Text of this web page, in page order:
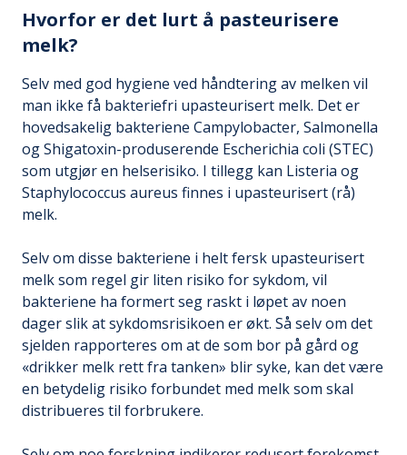
Hvorfor er det lurt å pasteurisere
melk?
Selv med god hygiene ved håndtering av melken vil
man ikke få bakteriefri upasteurisert melk. Det er
hovedsakelig bakteriene Campylobacter, Salmonella
og Shigatoxin-produserende Escherichia coli (STEC)
som utgjør en helserisiko. I tillegg kan Listeria og
Staphylococcus aureus finnes i upasteurisert (rå)
melk.
Selv om disse bakteriene i helt fersk upasteurisert
melk som regel gir liten risiko for sykdom, vil
bakteriene ha formert seg raskt i løpet av noen
dager slik at sykdomsrisikoen er økt. Så selv om det
sjelden rapporteres om at de som bor på gård og
«drikker melk rett fra tanken» blir syke, kan det være
en betydelig risiko forbundet med melk som skal
distribueres til forbrukere.